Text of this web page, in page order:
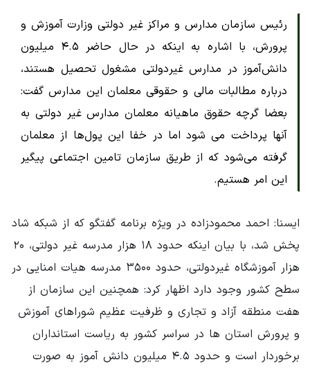
رئیس سازمان مدارس و مراکز غیر دولتی وزارت آموزش و
پرورش، با اشاره به اینکه در حال حاضر ۴.۵ میلیون
دانش‌آموز در مدارس غیردولتی مشغول تحصیل هستند،
درباره مطالبات مالی و حقوقی معلمان این مدارس گفت:
بعضا گرچه حقوق ماهیانه معلمان مدارس غیر دولتی به
آنها پرداخت می شود اما در خفا این پول‌ها از معلمان
گرفته می‌شود که از طریق سازمان تامین اجتماعی پیگیر
این امر هستیم.
ایسنا: احمد محمودزاده در ویژه برنامه گفتگو که از شبکه شاد
پخش شد، با بیان اینکه حدود ۱۸ هزار مدرسه غیر دولتی، ۲۰
هزار آموزشگاه غیردولتی، حدود ۳۵۰۰ مدرسه هیات امنایی در
سطح کشور وجود دارد اظهار کرد: همچنین این سازمان از
هفت منطقه آزاد و تجاری و ظرفیت عظیم شوراهای آموزش
و پرورش استان ها در سراسر کشور به ریاست استانداران
برخوردار است و حدود ۴.۵ میلیون دانش آموز به صورت